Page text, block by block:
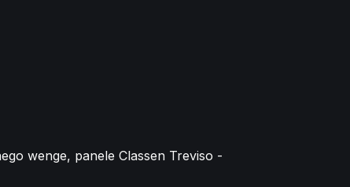
wenge, panele Classen Treviso -